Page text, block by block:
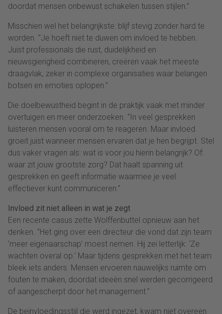
doordat mensen onbewust schakelen tussen stijlen.”
Misschien wel het belangrijkste: blijf stevig zonder hard te
worden. “Je hoeft niet te duwen om invloed te hebben.
Juist professionals die rust, duidelijkheid en
nieuwsgierigheid combineren, creëren vaak het meeste
draagvlak, zeker in complexe organisaties waar belangen
botsen en emoties oplopen.”
Die doelbewustheid begint in de praktijk vaak met minder
overtuigen en meer onderzoeken. “In veel gesprekken
luisteren mensen vooral om te reageren. Maar invloed
groeit juist wanneer mensen ervaren dat je hen begrijpt. Stel
dus vaker vragen als: wat is voor jou hierin belangrijk? Of:
waar zit jouw grootste zorg? Dat haalt spanning uit
gesprekken en geeft informatie waarmee je veel
effectiever kunt communiceren.”
Invloed zit niet alleen in wat je zegt
Een recente casus zette Wolffenbuttel opnieuw aan het
denken. “Het ging over een directeur die vond dat zijn team
‘meer eigenaarschap’ moest nemen. Hij zei letterlijk: ‘Ze
wachten overal op.’ Maar tijdens gesprekken met het team
bleek iets anders. Mensen ervoeren nauwelijks ruimte om
fouten te maken, doordat ideeën snel werden gecorrigeerd
of aangescherpt door het management.”
De beïnvloedingsstijl die werd ingezet, kwam niet overeen